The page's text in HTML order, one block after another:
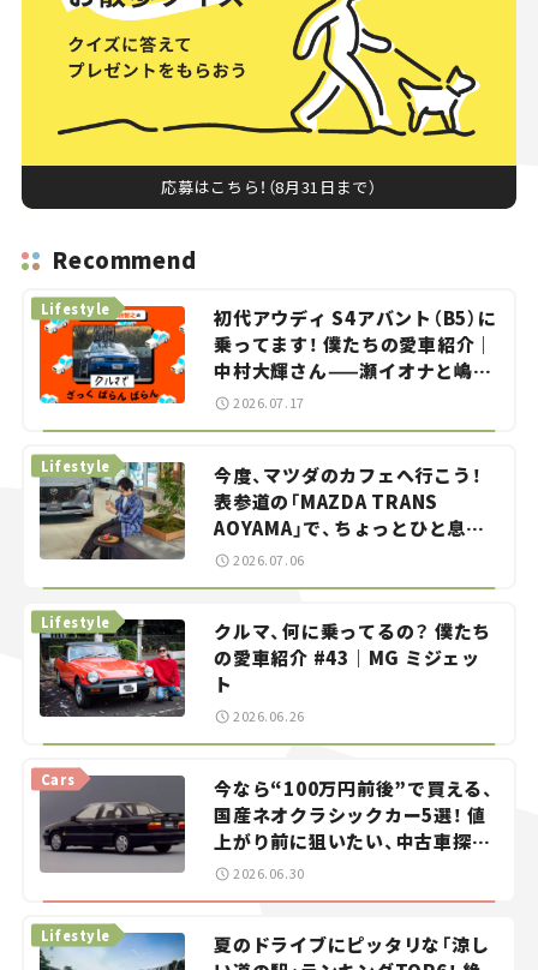
応募はこちら！（8月31日まで）
Recommend
初代アウディ S4アバント（B5）に
乗ってます！ 僕たちの愛車紹介｜
中村大輝さん——瀬イオナと嶋田
智之の「クルマでざっくばらんば
Lifestyle
2026.07.17
今度、マツダのカフェへ行こう！
表参道の「MAZDA TRANS
AOYAMA」で、ちょっとひと息。
——連載｜CCGとクルマでどうす
Lifestyle
2026.07.06
クルマ、何に乗ってるの？ 僕たち
の愛車紹介 #43｜MG ミジェッ
ト
Lifestyle
2026.06.26
今なら“100万円前後”で買える、
国産ネオクラシックカー5選！ 値
上がり前に狙いたい、中古車探し
をお手伝い――ちょっとイケてるマ
Cars
2026.06.30
夏のドライブにピッタリな「涼し
Lifestyle